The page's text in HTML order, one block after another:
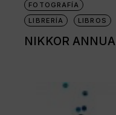
FOTOGRAFÍA
LIBRERÍA
LIBROS
NIKKOR